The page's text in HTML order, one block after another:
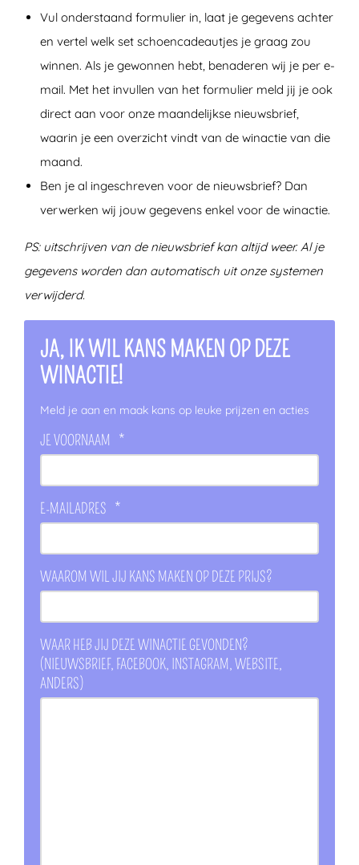
Vul onderstaand formulier in, laat je gegevens achter
en vertel welk set schoencadeautjes je graag zou
winnen. Als je gewonnen hebt, benaderen wij je per e-
mail. Met het invullen van het formulier meld jij je ook
direct aan voor onze maandelijkse nieuwsbrief,
waarin je een overzicht vindt van de winactie van die
maand.
Ben je al ingeschreven voor de nieuwsbrief? Dan
verwerken wij jouw gegevens enkel voor de winactie.
PS: uitschrijven van de nieuwsbrief kan altijd weer. Al je
gegevens worden dan automatisch uit onze systemen
verwijderd.
JA, IK WIL KANS MAKEN OP DEZE
WINACTIE!
Meld je aan en maak kans op leuke prijzen en acties
JE VOORNAAM *
E-MAILADRES *
WAAROM WIL JIJ KANS MAKEN OP DEZE PRIJS?
WAAR HEB JIJ DEZE WINACTIE GEVONDEN?
(NIEUWSBRIEF, FACEBOOK, INSTAGRAM, WEBSITE,
ANDERS)